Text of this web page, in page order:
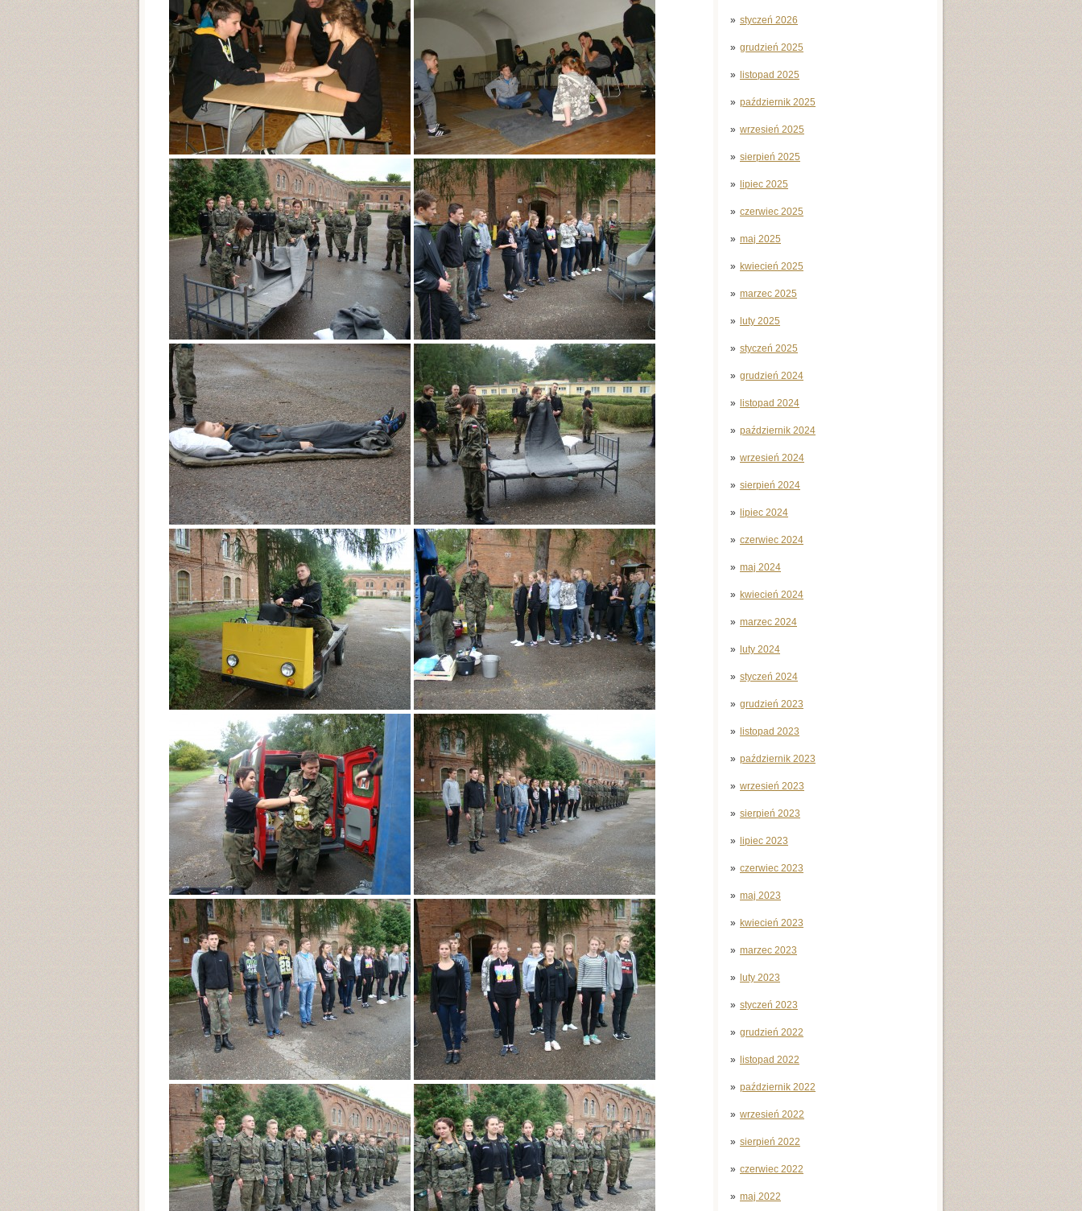
styczeń 2026
grudzień 2025
listopad 2025
październik 2025
wrzesień 2025
sierpień 2025
lipiec 2025
czerwiec 2025
maj 2025
kwiecień 2025
marzec 2025
luty 2025
styczeń 2025
grudzień 2024
listopad 2024
październik 2024
wrzesień 2024
sierpień 2024
lipiec 2024
czerwiec 2024
maj 2024
kwiecień 2024
marzec 2024
luty 2024
styczeń 2024
grudzień 2023
listopad 2023
październik 2023
wrzesień 2023
sierpień 2023
lipiec 2023
czerwiec 2023
maj 2023
kwiecień 2023
marzec 2023
luty 2023
styczeń 2023
grudzień 2022
listopad 2022
październik 2022
wrzesień 2022
sierpień 2022
czerwiec 2022
maj 2022